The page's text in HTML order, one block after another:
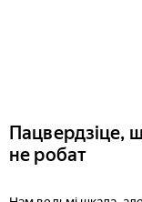
Пацвердзіце,
не робат